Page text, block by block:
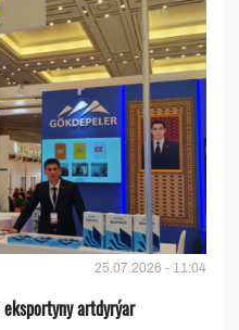
25.07.2026 - 11:04
artdyrýar